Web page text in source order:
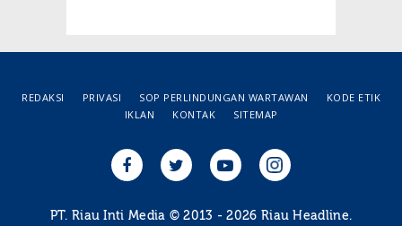
REDAKSI PRIVASI SOP PERLINDUNGAN WARTAWAN
KODE ETIK
IKLAN
KONTAK SITEMAP
PT. Riau Inti Media © 2013 - 2026 Riau Headline.